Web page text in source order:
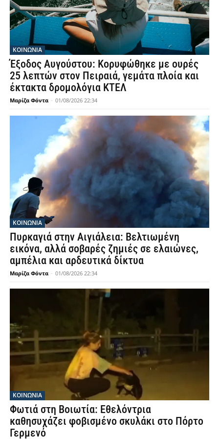
ΚΟΙΝΩΝΙΑ
Έξοδος Αυγούστου: Κορυφώθηκε με ουρές
25 λεπτών στον Πειραιά, γεμάτα πλοία και
έκτακτα δρομολόγια ΚΤΕΛ
Μαρίζα Φόντα - 01/08/2026 22:34
ΚΟΙΝΩΝΙΑ
Πυρκαγιά στην Αιγιάλεια: Βελτιωμένη
εικόνα, αλλά σοβαρές ζημιές σε ελαιώνες,
αμπέλια και αρδευτικά δίκτυα
Μαρίζα Φόντα - 01/08/2026 22:34
ΚΟΙΝΩΝΙΑ
Φωτιά στη Βοιωτία: Εθελόντρια
καθησυχάζει φοβισμένο σκυλάκι στο Πόρτο
Γερμενό